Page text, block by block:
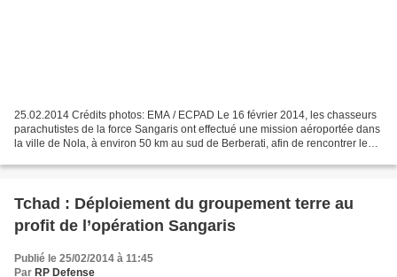
25.02.2014 Crédits photos: EMA / ECPAD Le 16 février 2014, les chasseurs
parachutistes de la force Sangaris ont effectué une mission aéroportée dans
la ville de Nola, à environ 50 km au sud de Berberati, afin de rencontrer les
Tchad : Déploiement du groupement terre au
profit de l’opération Sangaris
Publié le 25/02/2014 à 11:45
Par RP Defense